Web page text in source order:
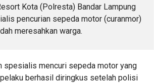
Kota (Polresta) Bandar Lampung
pencurian sepeda motor (curanmor)
meresahkan warga.
spesialis mencuri sepeda motor yang
berhasil diringkus setelah polisi